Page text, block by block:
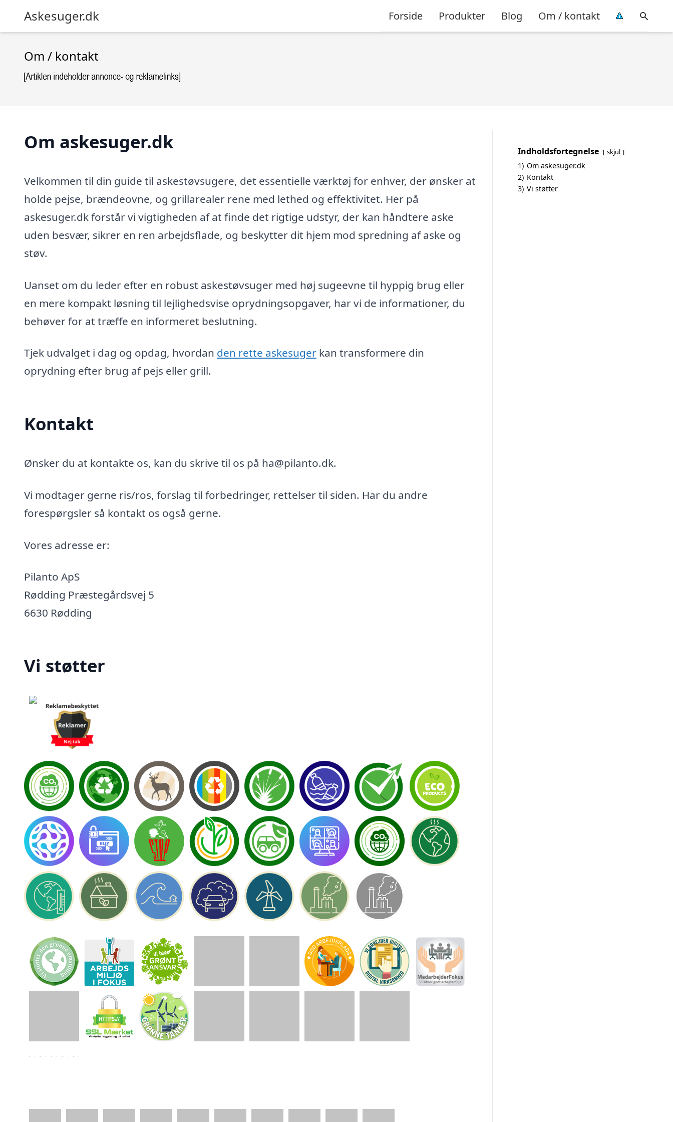
Askesuger.dk Forside Produkter Blog Om / kontakt
Om / kontakt
Om askesuger.dk
Velkommen til din guide til askestøvsugere, det essentielle værktøj for enhver, der ønsker at
holde pejse, brændeovne, og grillarealer rene med lethed og effektivitet. Her på
askesuger.dk forstår vi vigtigheden af at finde det rigtige udstyr, der kan håndtere aske
uden besvær, sikrer en ren arbejdsflade, og beskytter dit hjem mod spredning af aske og
støv.
Uanset om du leder efter en robust askestøvsuger med høj sugeevne til hyppig brug eller
en mere kompakt løsning til lejlighedsvise oprydningsopgaver, har vi de informationer, du
behøver for at træffe en informeret beslutning.
Tjek udvalget i dag og opdag, hvordan den rette askesuger kan transformere din
oprydning efter brug af pejs eller grill.
Kontakt
Ønsker du at kontakte os, kan du skrive til os på ha@pilanto.dk.
Vi modtager gerne ris/ros, forslag til forbedringer, rettelser til siden. Har du andre
forespørgsler så kontakt os også gerne.
Vores adresse er:
Pilanto ApS
Rødding Præstegårdsvej 5
6630 Rødding
Vi støtter
Indholdsfortegnelse skjul
1) Om askesuger.dk
2) Kontakt
3) Vi støtter